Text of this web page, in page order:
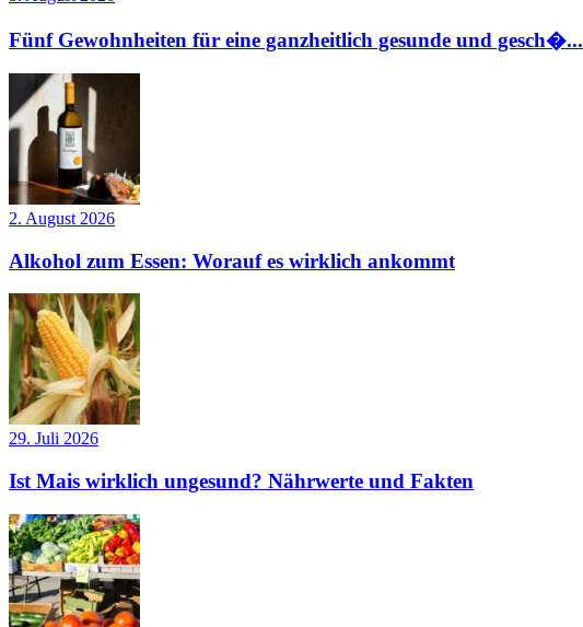
Fünf Gewohnheiten für eine ganzheitlich gesunde und gesch�...
2. August 2026
Alkohol zum Essen: Worauf es wirklich ankommt
29. Juli 2026
Ist Mais wirklich ungesund? Nährwerte und Fakten